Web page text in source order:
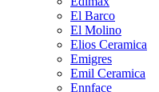
El Barco
El Molino
Elios Ceramica
Emigres
Emil Ceramica
Ennface